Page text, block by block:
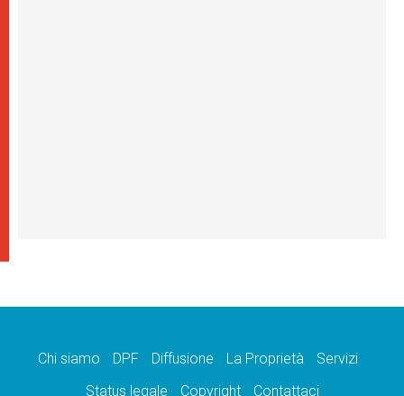
Chi siamo DPF Diffusione La Proprietà
Servizi
Status legale
Copyright Contattaci